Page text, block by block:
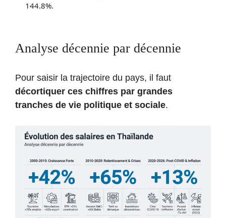
144.8%.
Analyse décennie par décennie
Pour saisir la trajectoire du pays, il faut
décortiquer ces chiffres par grandes
tranches de vie politique et sociale.